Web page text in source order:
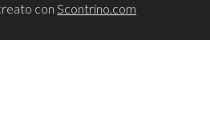
con Scontrino.com